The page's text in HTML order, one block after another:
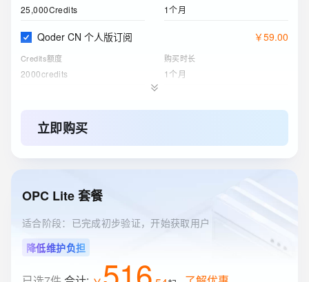
25,000Credits 1个月
Qoder CN 个人版订阅 ￥59.00
Credits额度
2000credits
购买时长
1个月
存储空间
免费版
立即购买
OPC Lite 套餐
适合阶段：已完成初步验证，开始获取用户
降低维护负担